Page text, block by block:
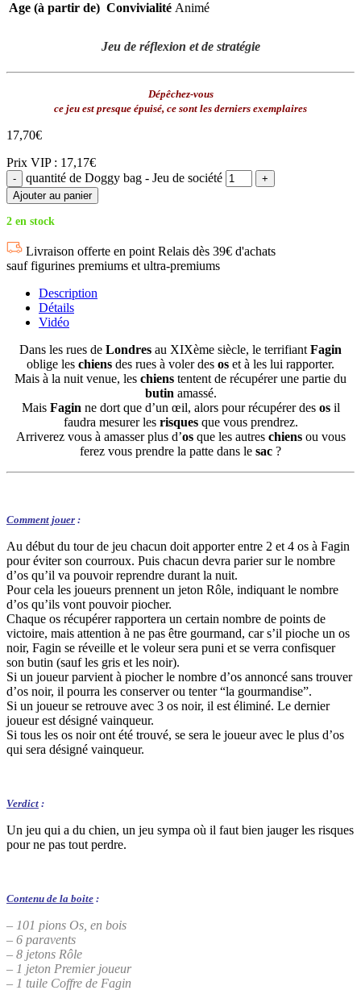
Age (à partir de) Convivialité Animé
Jeu de réflexion et de stratégie
Dépêchez-vous
ce jeu est presque épuisé, ce sont les derniers exemplaires
17,70€
Prix VIP : 17,17€
quantité de Doggy bag - Jeu de société
Ajouter au panier
2 en stock
Livraison offerte en point Relais dès 39€ d'achats
sauf figurines premiums et ultra-premiums
Description
Détails
Vidéo
Dans les rues de Londres au XIXème siècle, le terrifiant Fagin
oblige les chiens des rues à voler des os et à les lui rapporter.
Mais à la nuit venue, les chiens tentent de récupérer une partie du
butin amassé.
Mais Fagin ne dort que d’un œil, alors pour récupérer des osil
faudra mesurer les risquesque vous prendrez.
Arriverez vous à amasser plus d’osque les autres chiensou vous
ferez vous prendre la patte dans le sac ?
Comment jouer :
Au début du tour de jeu chacun doit apporter entre 2 et 4 os à Fagin
pour éviter son courroux. Puis chacun devra parier sur le nombre
d’os qu’il va pouvoir reprendre durant la nuit.
Pour cela les joueurs prennent un jeton Rôle, indiquant le nombre
d’os qu’ils vont pouvoir piocher.
Chaque os récupérer rapportera un certain nombre de points de
victoire, mais attention à ne pas être gourmand, car s’il pioche un os
noir, Fagin se réveille et le voleur sera puni et se verra confisquer
son butin (sauf les gris et les noir).
Si un joueur parvient à piocher le nombre d’os annoncé sans trouver
d’os noir, il pourra les conserver ou tenter “la gourmandise”.
Si un joueur se retrouve avec 3 os noir, il est éliminé. Le dernier
joueur est désigné vainqueur.
Si tous les os noir ont été trouvé, se sera le joueur avec le plus d’os
qui sera désigné vainqueur.
Verdict :
Un jeu qui a du chien, un jeu sympa où il faut bien jauger les risques
pour ne pas tout perdre.
Contenu de la boite :
– 101 pions Os, en bois
– 6 paravents
– 8 jetons Rôle
– 1 jeton Premier joueur
– 1 tuile Coffre de Fagin